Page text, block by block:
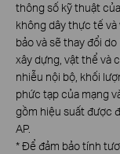
thông số kỹ thuật
không dây thực tế
bảo và sẽ thay đổi
xây dựng, vật thể và
nhiễu nội bộ, khối
phức tạp của mạng
gồm hiệu suất được
AP.
*Để đảm bảo tính